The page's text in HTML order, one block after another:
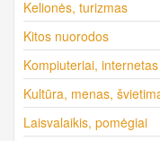
Kelionės, turizmas
Kitos nuorodos
Kompiuteriai, internetas
Kultūra, menas,
Laisvalaikis, pomėgiai